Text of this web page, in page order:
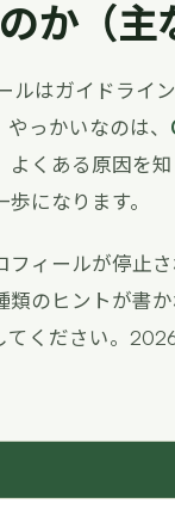
か（主
ルはガイドライ
っかいなのは、
よくある原因を
になります。
ィールが停止
のヒントが書
ください。